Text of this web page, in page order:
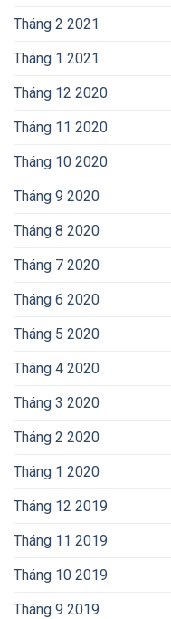
Tháng 2 2021
Tháng 1 2021
Tháng 12 2020
Tháng 11 2020
Tháng 10 2020
Tháng 9 2020
Tháng 8 2020
Tháng 7 2020
Tháng 6 2020
Tháng 5 2020
Tháng 4 2020
Tháng 3 2020
Tháng 2 2020
Tháng 1 2020
Tháng 12 2019
Tháng 11 2019
Tháng 10 2019
Tháng 9 2019